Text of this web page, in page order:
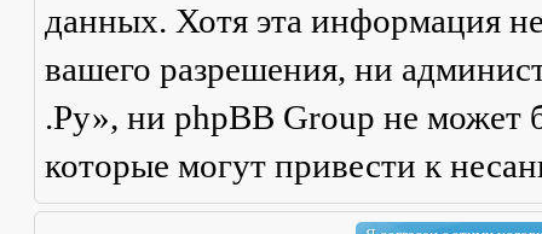
данных. Хотя эта информация
вашего разрешения, ни
.Ру», ни phpBB Group не может
которые могут привести к